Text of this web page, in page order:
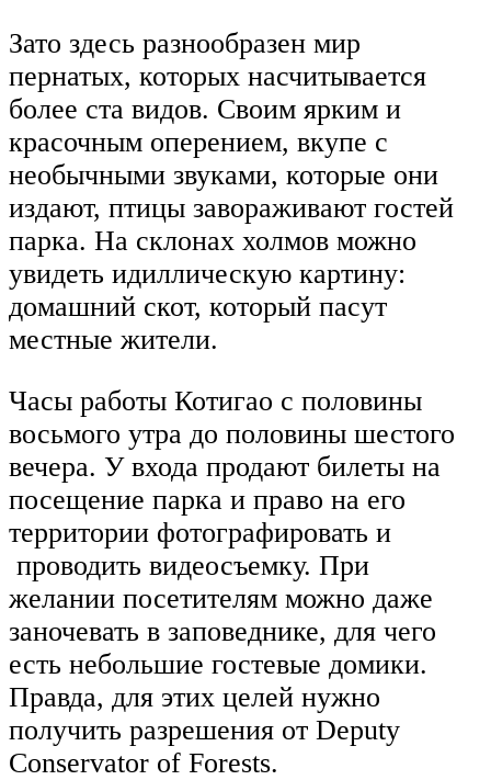
Зато здесь разнообразен мир
пернатых, которых насчитывается
более ста видов. Своим ярким и
красочным оперением, вкупе с
необычными звуками, которые они
издают, птицы завораживают гостей
парка. На склонах холмов можно
увидеть идиллическую картину:
домашний скот, который пасут
местные жители.
Часы работы Котигао с половины
восьмого утра до половины шестого
вечера. У входа продают билеты на
посещение парка и право на его
территории фотографировать и
проводить видеосъемку. При
желании посетителям можно даже
заночевать в заповеднике, для чего
есть небольшие гостевые домики.
Правда, для этих целей нужно
получить разрешения от Deputy
Conservator of Forests.